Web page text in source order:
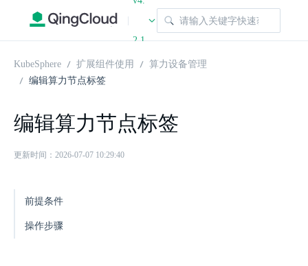
|
2.1
KubeSphere 扩展组件使用
算力设备管理
编辑算力节点标签
编辑算力节点标签
更新时间：2026-07-07 10:29:40
前提条件
操作步骤